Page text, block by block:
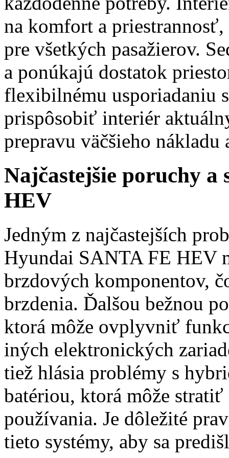
na komfort a
pre všetkých pasažierov.
a ponúkajú dostatok
flexibilnému usporiadaniu
prispôsobiť interiér
prepravu väčšieho nákladu
Najčastejšie poruchy a
HEV
Jedným z najčastejších
Hyundai SANTA FE HEV
brzdových komponentov,
brzdenia. Ďalšou bežnou
ktorá môže ovplyvniť
iných elektronických
tiež hlásia problémy s
batériou, ktorá môže
používania. Je dôležité
tieto systémy, aby sa